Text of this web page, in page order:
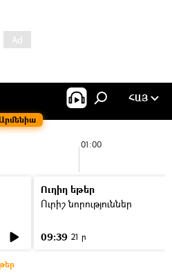
ՀԱՅ
01:00
Ուղիղ եթեր
Ուրիշ նորություններ
09:39 21 ր